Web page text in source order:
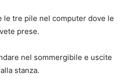
le tre pile nel computer dove le
prese.
nel sommergibile e uscite
stanza.